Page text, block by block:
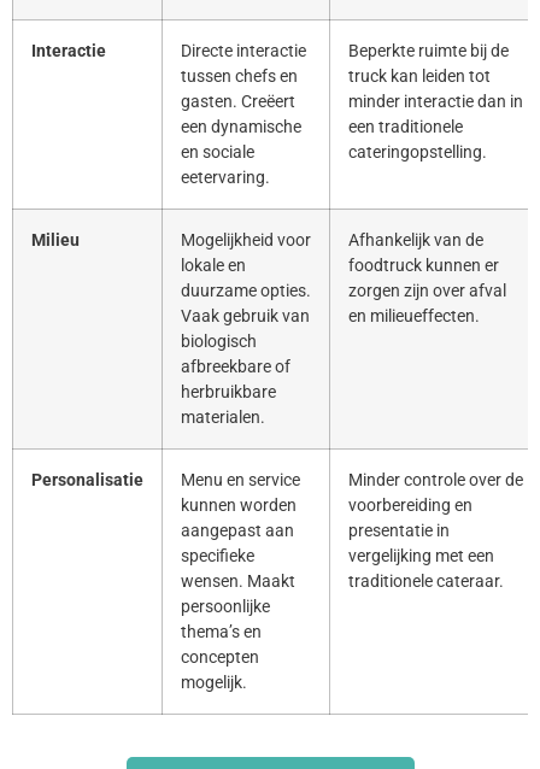
Interactie
Directe interactie
tussen chefs en
gasten. Creëert
een dynamische
en sociale
eetervaring.
Beperkte ruimte bij de
truck kan leiden tot
minder interactie dan in
een traditionele
cateringopstelling.
Milieu
Mogelijkheid voor
lokale en
duurzame opties.
Vaak gebruik van
biologisch
afbreekbare of
herbruikbare
materialen.
Afhankelijk van de
foodtruck kunnen er
zorgen zijn over afval
en milieueffecten.
Personalisatie
Menu en service
kunnen worden
aangepast aan
specifieke
wensen. Maakt
persoonlijke
thema’s en
concepten
mogelijk.
Minder controle over de
voorbereiding en
presentatie in
vergelijking met een
traditionele cateraar.